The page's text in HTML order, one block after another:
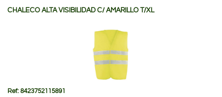
CHALECO ALTA VISIBILIDAD C/ AMARILLO T/XL
Ref: 8423752115891